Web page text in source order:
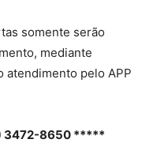
somente serão
mediante
atendimento pelo APP
3472-8650 *****